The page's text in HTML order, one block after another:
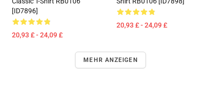
[ID7896]
20,93 £ - 24,09 £
20,93 £ - 24,09 £
MEHR ANZEIGEN